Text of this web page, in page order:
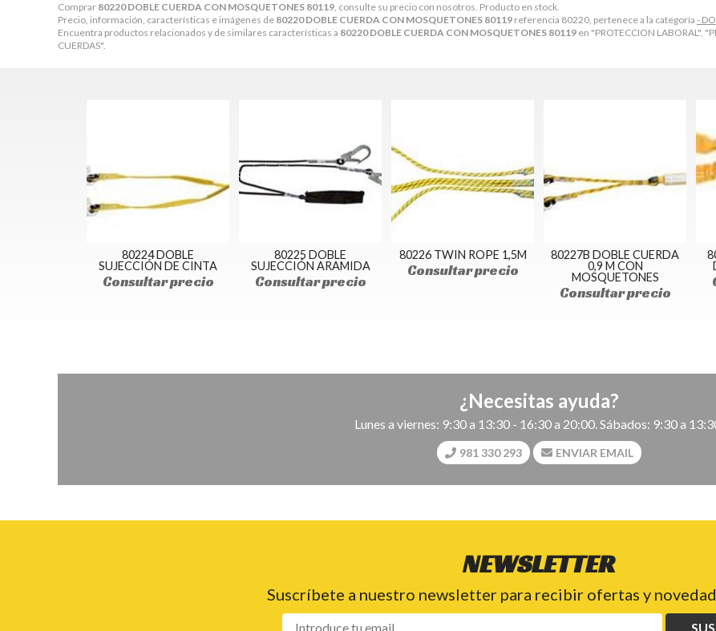
Comprar 80220 DOBLE CUERDA CON MOSQUETONES 80119, consulte su precio con nosotros. Producto en stock.
Precio, información, características e imágenes de 80220 DOBLE CUERDA CON MOSQUETONES 80119 referencia 80220, pertenece a la categoría -
Encuentra productos relacionados y de similares características a 80220 DOBLE CUERDA CON MOSQUETONES 80119 en "PROTECCION LABORAL",
CUERDAS".
80224 DOBLE
SUJECCIÓN DE CINTA
Consultar precio
80225 DOBLE
SUJECCIÓN ARAMIDA
Consultar precio
80226 TWIN ROPE 1,5M
Consultar precio
80227B DOBLE CUERDA
0,9 M CON
MOSQUETONES
Consultar precio
¿Necesitas ayuda?
Lunes a viernes: 9:30 a 13:30 - 16:30 a 20:00. Sábados: 9:30 a
981 330 293 ENVIAR EMAIL
NEWSLETTER
Suscríbete a nuestro newsletter para recibir ofertas y